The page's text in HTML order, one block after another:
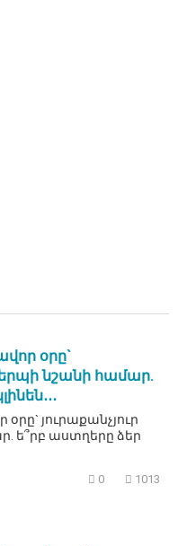
օրը`
նշանի համար.
յուրաքանչյուր
ե՞րբ աստղերը ձեր
0 1013